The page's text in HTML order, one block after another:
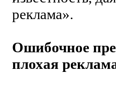
реклама».
Ошибочное
плохая